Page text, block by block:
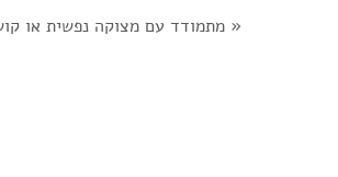
« מתמודד עם מצוקה נפשית או